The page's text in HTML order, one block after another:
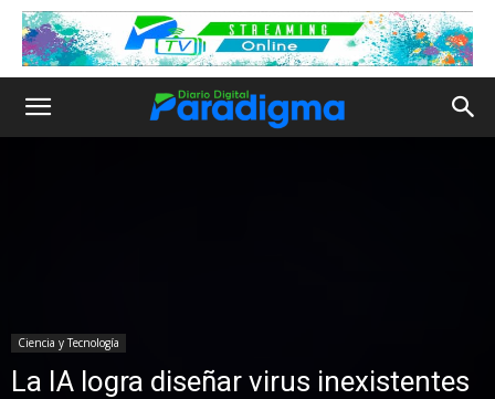
Ciencia y Tecnología
La IA logra diseñar virus inexistentes